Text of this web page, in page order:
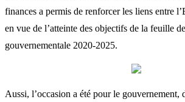
finances a permis de renforcer les liens entre
en vue de l’atteinte des objectifs de la feuille
gouvernementale 2020-2025.
Aussi, l’occasion a été pour le gouvernement,